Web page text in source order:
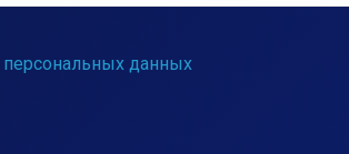
персональных данных